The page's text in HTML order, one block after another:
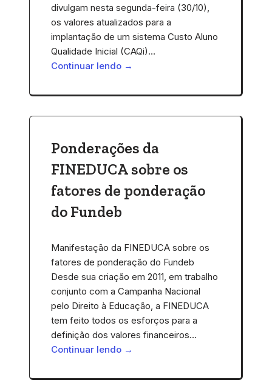
divulgam nesta segunda-feira (30/10),
os valores atualizados para a
implantação de um sistema Custo Aluno
Qualidade Inicial (CAQi)…
Continuar lendo →
Ponderações da
FINEDUCA sobre os
fatores de ponderação
do Fundeb
Manifestação da FINEDUCA sobre os
fatores de ponderação do Fundeb
Desde sua criação em 2011, em trabalho
conjunto com a Campanha Nacional
pelo Direito à Educação, a FINEDUCA
tem feito todos os esforços para a
definição dos valores financeiros…
Continuar lendo →